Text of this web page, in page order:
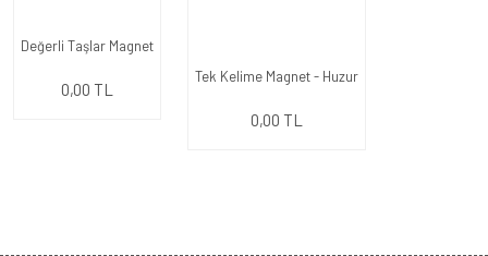
Değerli Taşlar Magnet
0,00 TL
Tek Kelime Magnet - Huzur
0,00 TL